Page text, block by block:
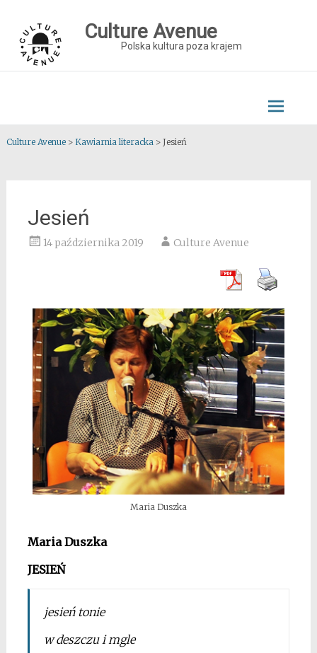
content
Culture Avenue
Polska kultura poza krajem
Culture Avenue> Kawiarnia literacka> Jesień
Jesień
14 października 2019 Culture Avenue
Maria Duszka
Maria Duszka
JESIEŃ
jesień tonie
w deszczu i mgle